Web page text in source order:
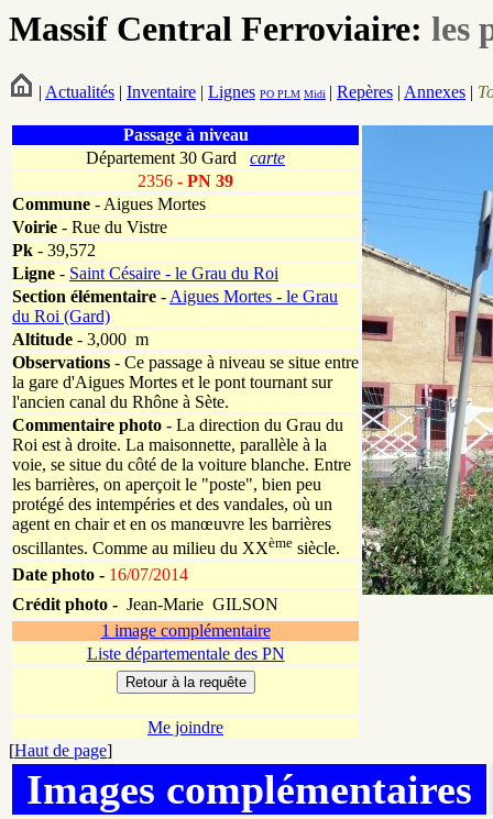
Massif Central Ferroviaire: les
| Actualités | Inventaire | Lignes PO PLM Midi | Repères | Annexes |
Passage à niveau
Département 30 Gard carte
2356 - PN 39
Commune - Aigues Mortes
Voirie - Rue du Vistre
Pk - 39,572
Ligne - Saint Césaire - le Grau du Roi
Section élémentaire -Aigues Mortes - le Grau
du Roi (Gard)
Altitude - 3,000 m
Observations - Ce passage à niveau se situe entre
la gare d'Aigues Mortes et le pont tournant sur
l'ancien canal du Rhône à Sète.
Commentaire photo - La direction du Grau du
Roi est à droite. La maisonnette, parallèle à la
voie, se situe du côté de la voiture blanche. Entre
les barrières, on aperçoit le "poste", bien peu
protégé des intempéries et des vandales, où un
agent en chair et en os manœuvre les barrières
oscillantes. Comme au milieu du XXème siècle.
Date photo - 16/07/2014
Crédit photo - Jean-Marie GILSON
1 image complémentaire
Liste départementale des PN
Me joindre
[Haut de page]
Images complémentaires